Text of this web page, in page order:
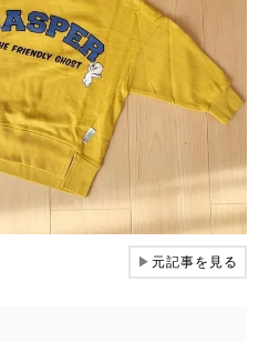
▶元記事を見る